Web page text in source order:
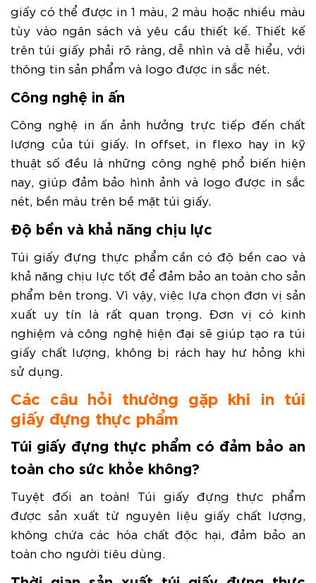
giấy có thể được in 1 màu, 2 màu hoặc nhiều màu
tùy vào ngân sách và yêu cầu thiết kế. Thiết kế
trên túi giấy phải rõ ràng, dễ nhìn và dễ hiểu, với
thông tin sản phẩm và logo được in sắc nét.
Công nghệ in ấn
Công nghệ in ấn ảnh hưởng trực tiếp đến chất
lượng của túi giấy. In offset, in flexo hay in kỹ
thuật số đều là những công nghệ phổ biến hiện
nay, giúp đảm bảo hình ảnh và logo được in sắc
nét, bền màu trên bề mặt túi giấy.
Độ bền và khả năng chịu lực
Túi giấy đựng thực phẩm cần có độ bền cao và
khả năng chịu lực tốt để đảm bảo an toàn cho sản
phẩm bên trong. Vì vậy, việc lựa chọn đơn vị sản
xuất uy tín là rất quan trọng. Đơn vị có kinh
nghiệm và công nghệ hiện đại sẽ giúp tạo ra túi
giấy chất lượng, không bị rách hay hư hỏng khi
sử dụng.
Các câu hỏi thường gặp khi in túi
giấy đựng thực phẩm
Túi giấy đựng thực phẩm có đảm bảo an
toàn cho sức khỏe không?
Tuyệt đối an toàn! Túi giấy đựng thực phẩm
được sản xuất từ nguyên liệu giấy chất lượng,
không chứa các hóa chất độc hại, đảm bảo an
toàn cho người tiêu dùng.